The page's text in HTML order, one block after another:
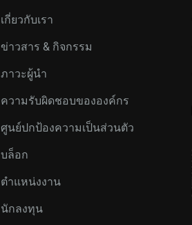
เกี่ยวกับเรา
ข่าวสาร & กิจกรรม
ภาวะผู้นำ
ความรับผิดชอบขององค์กร
ศูนย์ปกป้องความเป็นส่วนตัว
บล็อก
ตำแหน่งงาน
นักลงทุน